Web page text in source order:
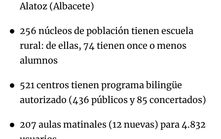
Alatoz (Albacete)
256 núcleos de población tienen escuela
rural: de ellas, 74 tienen once o menos
alumnos
521 centros tienen programa bilingüe
autorizado (436 públicos y 85 concertados)
207 aulas matinales (12 nuevas) para 4.832